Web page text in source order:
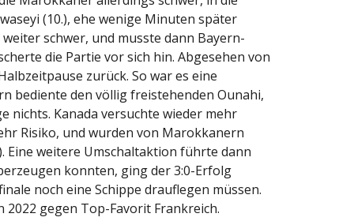
(10.), ehe wenige Minuten später
schwer, und musste dann Bayern-
die Partie vor sich hin. Abgesehen von
zurück. So war es eine
bediente den völlig freistehenden Ounahi,
nichts. Kanada versuchte wieder mehr
Risiko, und wurden von Marokkanern
Eine weitere Umschaltaktion führte dann
konnten, ging der 3:0-Erfolg
noch eine Schippe drauflegen müssen.
gegen Top-Favorit Frankreich.